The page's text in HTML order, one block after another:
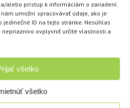
alebo prístup k informáciám o zariadení.
umožní spracovávať údaje, ako je
ID na tejto stránke. Nesúhlas
ovplyvniť určité vlastnosti a
všetko
všetko